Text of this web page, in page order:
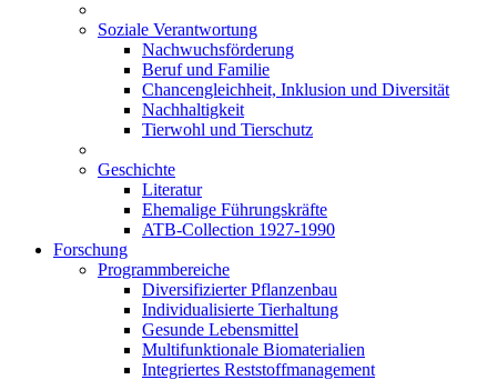
Soziale Verantwortung
Nachwuchsförderung
Beruf und Familie
Chancengleichheit, Inklusion und Diversität
Nachhaltigkeit
Tierwohl und Tierschutz
Geschichte
Literatur
Ehemalige Führungskräfte
ATB-Collection 1927-1990
Forschung
Programmbereiche
Diversifizierter Pflanzenbau
Individualisierte Tierhaltung
Gesunde Lebensmittel
Multifunktionale Biomaterialien
Integriertes Reststoffmanagement